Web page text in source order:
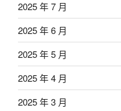
2025 年 7 月
2025 年 6 月
2025 年 5 月
2025 年 4 月
2025 年 3 月